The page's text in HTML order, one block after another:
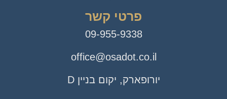
פרטי קשר
09-955-9338
office@osadot.co.il
יורופארק, יקום בניין D